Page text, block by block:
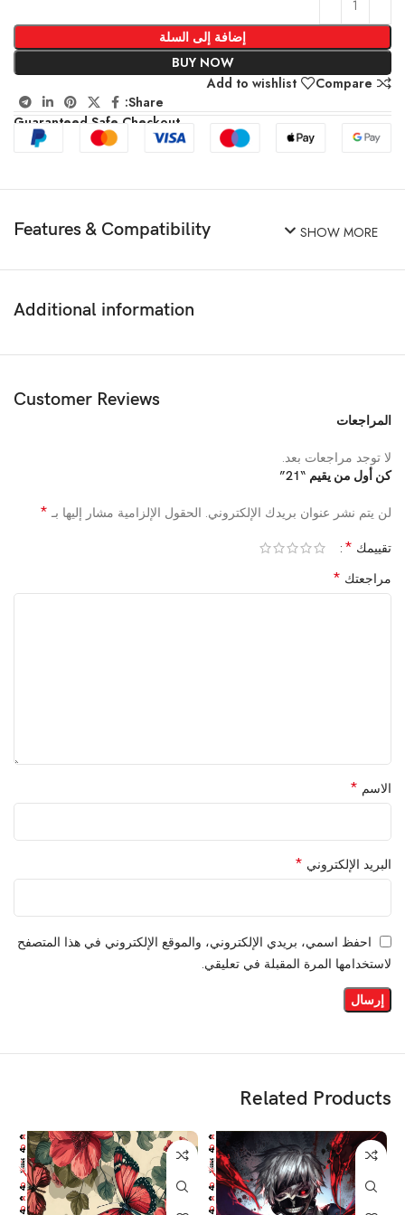
إضافة إلى السلة
BUY NOW
Compare
Add to wishlist
Share:
Guaranteed Safe Checkout
Features & Compatibility SHOW MORE
Additional information
Customer Reviews
المراجعات
لا توجد مراجعات بعد.
كن أول من يقيم “21”
لن يتم نشر عنوان بريدك الإلكتروني. الحقول الإلزامية مشار إليها بـ *
تقييمك *
مراجعتك *
الاسم *
البريد الإلكتروني *
احفظ اسمي، بريدي الإلكتروني، والموقع الإلكتروني في هذا المتصفح
لاستخدامها المرة المقبلة في تعليقي.
Related Products